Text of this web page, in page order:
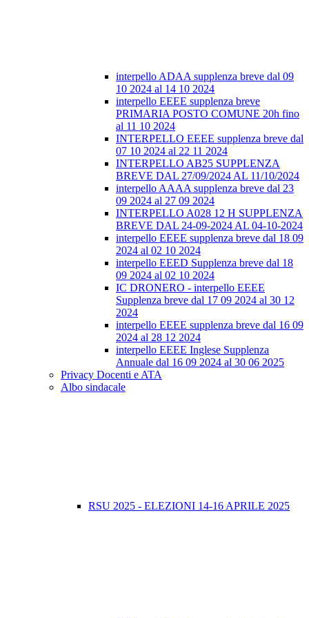
interpello ADAA supplenza breve dal 09
10 2024 al 14 10 2024
interpello EEEE supplenza breve
PRIMARIA POSTO COMUNE 20h fino
al 11 10 2024
INTERPELLO EEEE supplenza breve dal
07 10 2024 al 22 11 2024
INTERPELLO AB25 SUPPLENZA
BREVE DAL 27/09/2024 AL 11/10/2024
interpello AAAA supplenza breve dal 23
09 2024 al 27 09 2024
INTERPELLO A028 12 H SUPPLENZA
BREVE DAL 24-09-2024 AL 04-10-2024
interpello EEEE supplenza breve dal 18 09
2024 al 02 10 2024
interpello EEED Supplenza breve dal 18
09 2024 al 02 10 2024
IC DRONERO - interpello EEEE
Supplenza breve dal 17 09 2024 al 30 12
2024
interpello EEEE supplenza breve dal 16 09
2024 al 28 12 2024
interpello EEEE Inglese Supplenza
Annuale dal 16 09 2024 al 30 06 2025
Privacy Docenti e ATA
Albo sindacale
RSU 2025 - ELEZIONI 14-16 APRILE 2025